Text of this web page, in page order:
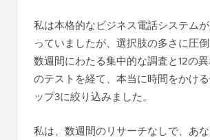
私は本格的なビジネス電話システム
っていましたが、選択肢の多さに圧倒
数週間にわたる集中的な調査と12の
のテストを経て、本当に時間をかけ
ップ3に絞り込みました。
私は、数週間のリサーチなしで、あ